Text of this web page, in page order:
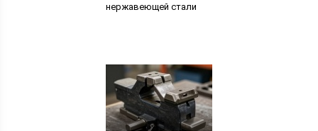
нержавеющей стали